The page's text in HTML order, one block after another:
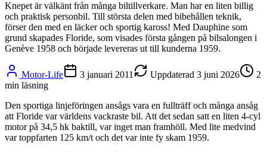
Knepet är välkänt från många biltillverkare. Man har en liten billig
och praktisk personbil. Till största delen med bibehållen teknik,
förser den med en läcker och sportig kaross! Med Dauphine som
grund skapades Floride, som visades första gången på bilsalongen i
Genève 1958 och började levereras ut till kunderna 1959.
Motor-Life 3 januari 2011 Uppdaterad 3 juni 2026
2
min läsning
Den sportiga linjeföringen ansågs vara en fullträff och många ansåg
att Floride var världens vackraste bil. Att det sedan satt en liten 4-cyl
motor på 34,5 hk baktill, var inget man framhöll. Med lite medvind
var toppfarten 125 km/t och det var inte fy skam 1959.